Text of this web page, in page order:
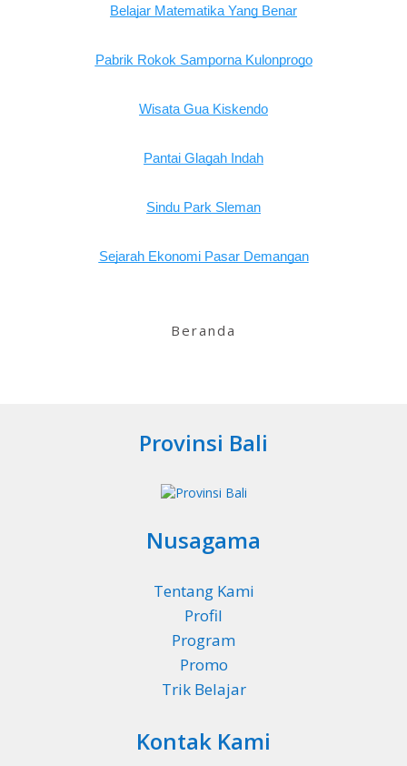
Beranda
Provinsi Bali
Nusagama
Tentang Kami
Profil
Program
Promo
Trik Belajar
Kontak Kami